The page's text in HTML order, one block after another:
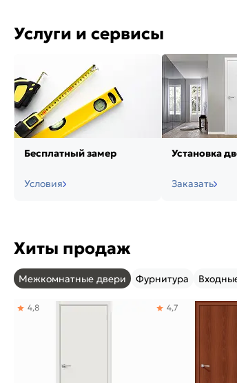
Услуги и сервисы
Бесплатный замер
Условия
Установка
Заказать
Хиты продаж
Межкомнатные двери Фурнитура
4,8 4,7